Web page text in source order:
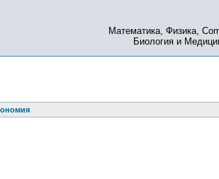
Математика, Физика,
Биология и